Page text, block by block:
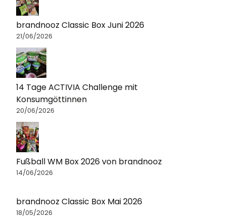
brandnooz Classic Box Juni 2026
21/06/2026
14 Tage ACTIVIA Challenge mit
Konsumgöttinnen
20/06/2026
Fußball WM Box 2026 von brandnooz
14/06/2026
brandnooz Classic Box Mai 2026
18/05/2026